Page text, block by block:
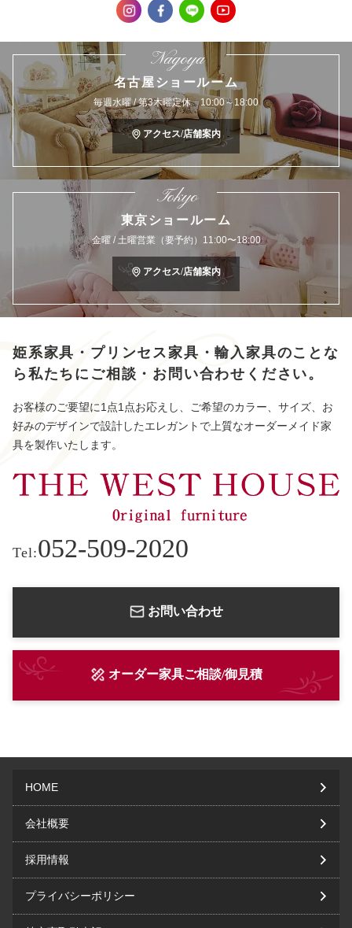
Nagoya
名古屋ショールーム
毎週水曜 / 第3木曜定休 10:00～18:00
アクセス/店舗案内
Tokyo
東京ショールーム
金曜 / 土曜営業（要予約）11:00〜18:00
アクセス/店舗案内
姫系家具・プリンセス家具・輸入家具のことな
ら 私たちにご相談・お問い合わせください。
お客様のご要望に1点1点お応えし、ご希望のカラー、サイズ、お
好みのデザインで設計したエレガントで上質なオーダーメイド家
具を製作いたします。
Tel:052-509-2020
お問い合わせ
オーダー家具ご相談/御見積
HOME
会社概要
採用情報
プライバシーポリシー